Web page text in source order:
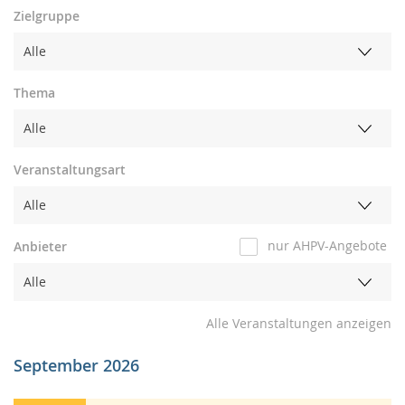
Zielgruppe
Thema
Veranstaltungsart
nur AHPV-Angebote
Anbieter
Alle Veranstaltungen anzeigen
September 2026